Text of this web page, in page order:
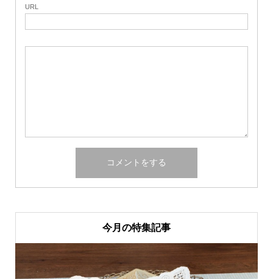
URL
今月の特集記事